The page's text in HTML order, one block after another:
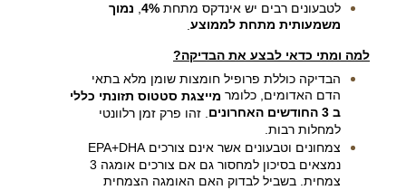
לטבעונים רבים יש אינדקס מתחת 4% נמוך
משמעותית מתחת לממוצע
למה ומתי כדאי לבצע את הבדיקה?
הבדיקה כוללת פרופיל חומצות שומן מלא בתאי
הדם האדומים, כלומר מייצגת סטטוס תזונתי כללי
ב 3 החודשים האחרונים . זהו פרק זמן רלוונטי
למחלות רבות.
צמחונים וטבעונים אשר אינם צורכים EPA+DHA
נמצאים בסיכון למחסור גם אם צורכים אומגה 3
צמחית. בשביל לבדוק האם האומגה הצמחית